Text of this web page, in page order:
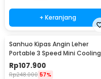
+ Keranjang
Sanhuo Kipas Angin Leher
Portable 3 Speed Mini Cooling
Fan 1800mAh - 350
Rp107.900
Rp248.000 57%